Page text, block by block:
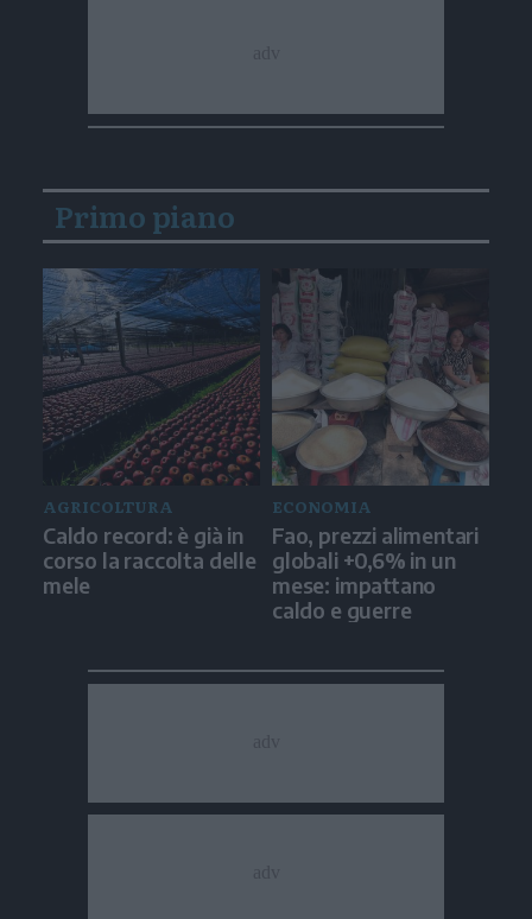
Primo piano
AGRICOLTURA
Caldo record: è già in
corso la raccolta delle
mele
ECONOMIA
Fao, prezzi alimentari
globali +0,6% in un
mese: impattano
caldo e guerre